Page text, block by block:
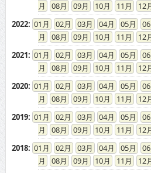
08
09 10 11
12
2022: 01 02 03 04 05 06
08
09 10 11
12
2021: 01 02 03 04 05 06
08
09 10 11
12
2020: 01 02 03 04 05 06
08
09 10 11
12
2019: 01 02 03 04 05 06
08
09 10 11
12
2018: 01 02 03 04 05 06
08
09 10 11
12